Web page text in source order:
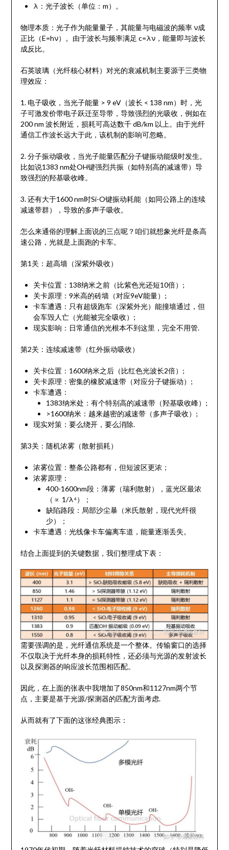
λ：光子波长（单位：m）。
物理本质：光子作为能量量子，其能量与电磁波的频率 ν成
正比（E=hν）。由于波长与频率满足 c=λν，能量即与波长
成反比。
石英玻璃（光纤核心材料）对光的衰减机制主要源于三类物
理效应：
1. 电子吸收，当光子能量 > 9 eV（波长 < 138 nm）时，光
子可激发价带电子跃迁至导带，导致强烈的光吸收，例如在
200 nm 波长附近，损耗可高达数千 dB/km 以上。由于光纤
通信工作波长远大于此，该机制的影响可忽略。
2. 分子振动吸收，当光子能量匹配分子键振动能级时发生。
比如说1383 nm处OH键强烈共振（如特别高的减速带）导
致强烈的羟基吸收峰。
3. 还有大于1600 nm时Si-O键振动耗能（如同公路上的连续
减速带群），导致的多声子吸收。
怎么来通俗的理解上面说的三点呢？咱们就想象光纤是条高
速公路，光就是上面跑的卡车。
第1关：超高墙（深紫外吸收）
关卡位置：138纳米之前（比紫色光还短10倍）;
关卡原理：9米高的砖墙（对应9eV能量）;
卡车遭遇：只有超级跑车（深紫外光）能撞墙通过，但
会车毁人亡（光能被完全吸收）;
现实影响：日常通信的光根本不到这里，完全不用管.
第2关：连续减速带（红外振动吸收）
关卡位置：1600纳米之后（比红色光波长2倍）;
关卡原理：密集的橡胶减速带（对应分子键振动）;
卡车遭遇：
1383纳米处：有个特别高的减速带（羟基吸收峰）;
>1600纳米：越来越密的减速带（多声子吸收）;
现实对策：要么绕开，要么消除.
第3关：随机浓雾（散射损耗）
浓雾位置：整条公路都有，但短波区更浓；
浓雾原理：
400-1600nm段：薄雾（瑞利散射），蓝光区最浓
（∝ 1/λ⁴）；
缺陷路段：局部沙尘暴（米氏散射，现代光纤很
少）；
卡车遭遇：光线像卡车偏离车道，能量逐渐丢失。
结合上面提到的关键数据，我们整理成下表：
需要强调的是，光纤通信系统是一个整体。传输窗口的选择
不仅取决于光纤本身的损耗特性，还必须与光源的发射波长
以及探测器的响应波长范围相匹配。
因此，在上面的张表中我增加了850nm和1127nm两个节
点，主要是基于光源/探测器的匹配方面考虑.
从而就有了下面的这张经典图示：